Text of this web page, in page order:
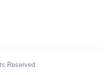
Reserved.